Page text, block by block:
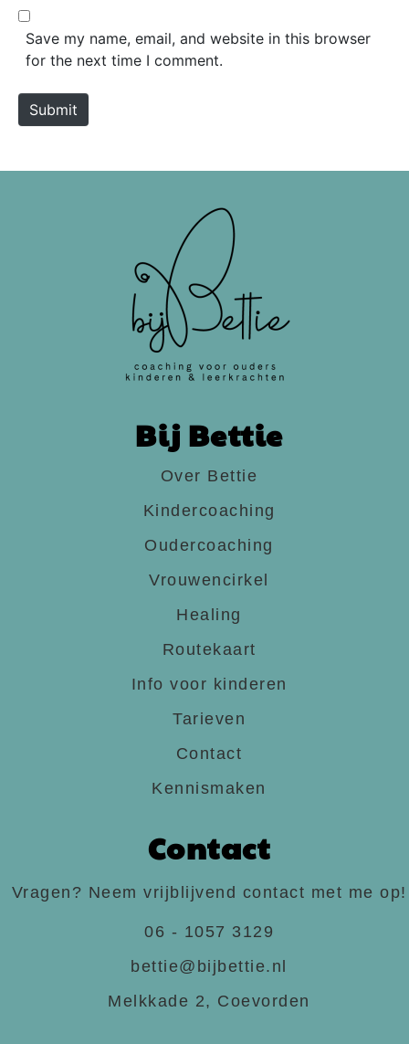
*
b
e
Save my name, email, and website in this browser
for the next time I comment.
Submit
Bij Bettie
Over Bettie
Kindercoaching
Oudercoaching
Vrouwencirkel
Healing
Routekaart
Info voor kinderen
Tarieven
Contact
Kennismaken
Contact
Vragen? Neem vrijblijvend contact met me op!
06 - 1057 3129
bettie@bijbettie.nl
Melkkade 2, Coevorden